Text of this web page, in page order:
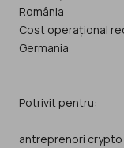
România
Cost operațional
Germania
Potrivit pentru:
antreprenori